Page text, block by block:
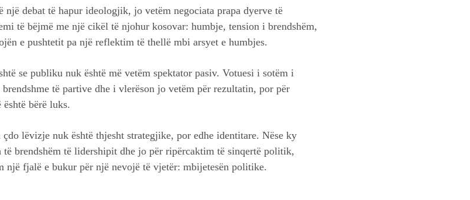
një debat të hapur ideologjik, jo vetëm negociata prapa dyerve të
të bëjmë me një cikël të njohur kosovar: humbje, tension i brendshëm,
e pushtetit pa një reflektim të thellë mbi arsyet e humbjes.
se publiku nuk është më vetëm spektator pasiv. Votuesi i sotëm i
të partive dhe i vlerëson jo vetëm për rezultatin, por për
bërë luks.
lëvizje nuk është thjesht strategjike, por edhe identitare. Nëse ky
brendshëm të lidershipit dhe jo për ripërcaktim të sinqertë politik,
një fjalë e bukur për një nevojë të vjetër: mbijetesën politike.